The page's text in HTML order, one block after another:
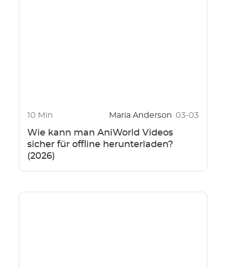
10 Min Maria Anderson 03-03
Wie kann man AniWorld Videos
sicher für offline herunterladen?
(2026)